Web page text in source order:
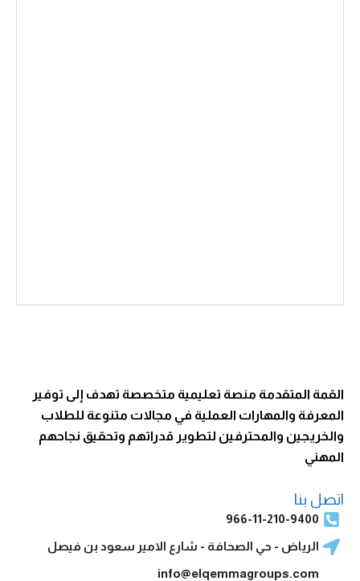
القمة المتقدمة منصة تعليمية متخصصة تهدف إلى توفير
المعرفة والمهارات العملية في مجالات متنوعة للطلاب
والخريجين والمحترفين لتطوير قدراتهم وتحقيق نجاحهم
المهني
اتصل بنا
966-11-210-9400
الرياض - حي الصحافة - شارع الامير سعود بن فيصل
info@elqemmagroups.com